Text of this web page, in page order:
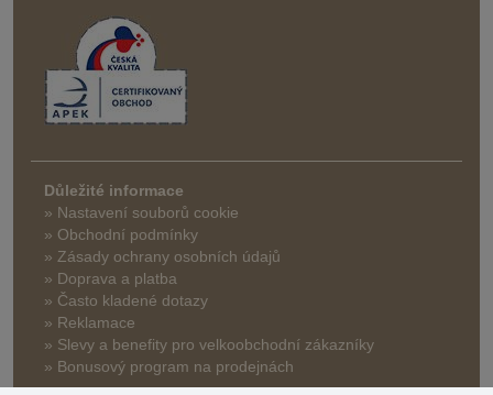
Důležité informace
» Nastavení souborů cookie
» Obchodní podmínky
» Zásady ochrany osobních údajů
» Doprava a platba
» Často kladené dotazy
» Reklamace
» Slevy a benefity pro velkoobchodní zákazníky
» Bonusový program na prodejnách